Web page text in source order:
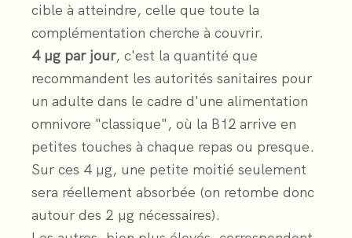
cible à atteindre, celle que toute la
complémentation cherche à couvrir.
4 µg par jour, c'est la quantité que
recommandent les autorités sanitaires pour
un adulte dans le cadre d'une alimentation
omnivore "classique", où la B12 arrive en
petites touches à chaque repas ou presque.
Sur ces 4 µg, une petite moitié seulement
sera réellement absorbée (on retombe donc
autour des 2 µg nécessaires).